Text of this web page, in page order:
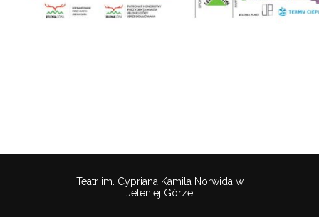
Teatr im. Cypriana Kamila Norwida w
Jeleniej Górze